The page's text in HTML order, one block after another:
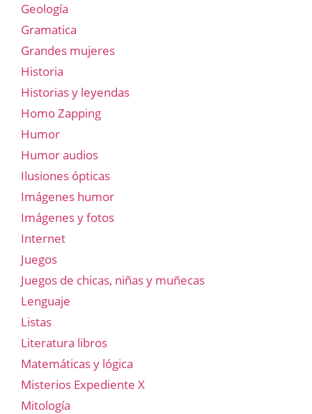
Geología
Gramatica
Grandes mujeres
Historia
Historias y leyendas
Homo Zapping
Humor
Humor audios
Ilusiones ópticas
Imágenes humor
Imágenes y fotos
Internet
Juegos
Juegos de chicas, niñas y muñecas
Lenguaje
Listas
Literatura libros
Matemáticas y lógica
Misterios Expediente X
Mitología